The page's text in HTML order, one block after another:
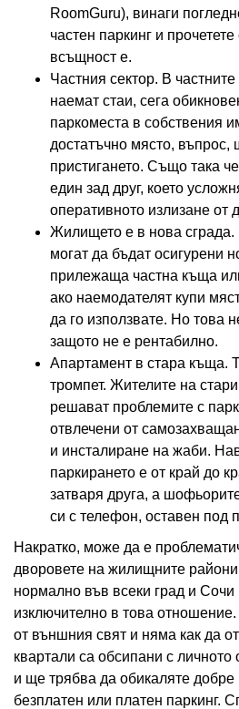
RoomGuru), винаги
частен паркинг и
всъщност е.
Частния сектор. В
наемат стаи, сега
паркоместа в собствения
достатъчно място, въпрос,
пристигането. Също така
един зад друг, което
оперативното излизане от
Жилището е в нова сграда.
могат да бъдат осигурени
прилежаща частна къща
ако наемодателят купи
да го използвате. Но това
защото не е рентабилно.
Апартамент в стара къща.
тромпет. Жителите на
решават проблемите с
отвлечени от
и инсталиране на жаби.
паркирането е от край до
затваря друга, а
си с телефон, оставен под
Накратко, може да е
дворовете на жилищните
нормално във всеки град и
изключително в това
от външния свят и няма как да
квартали са обсипани с личното
и ще трябва да обикаляте добре
безплатен или платен паркинг.